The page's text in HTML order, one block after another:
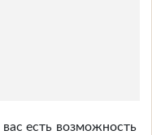
есть возможность